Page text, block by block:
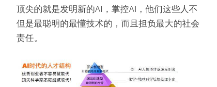
顶尖的就是发明新的AI，掌控AI，他们这些人不
但是最聪明的最懂技术的，而且担负最大的社会
责任。